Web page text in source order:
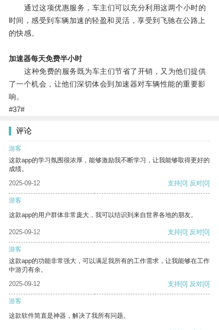
通过这项优惠服务，车主们可以充分利用这两个小时的
时间，感受到车辆加速的轻盈和灵活，享受到飞驰在公路上
的快感。
加速器每天免费半小时
这种免费的服务既为车主们节省了开销，又为他们提供
了一个机会，让他们深切体会到加速器对车辆性能的重要影
响。
#37#
评论
游客
这款app的学习氛围很浓厚，能够激励我不断学习，让我能够取得更好的
成绩。
2025-09-12
支持[0] 反对[0]
游客
这款app的用户群体非常庞大，我可以结识到来自世界各地的朋友。
2025-09-12 支持[0] 反对[0]
游客
这款app的功能非常强大，可以满足我所有的工作需求，让我能够在工作
中游刃有余。
2025-09-12
支持[0] 反对[0]
游客
这款软件简直是神器，解决了我所有问题。